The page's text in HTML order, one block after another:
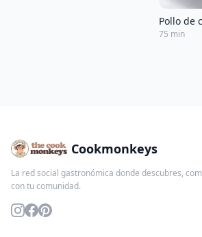
Pollo de
75 min
Cookmonkeys
La red social gastronómica donde descubres,
con tu comunidad.